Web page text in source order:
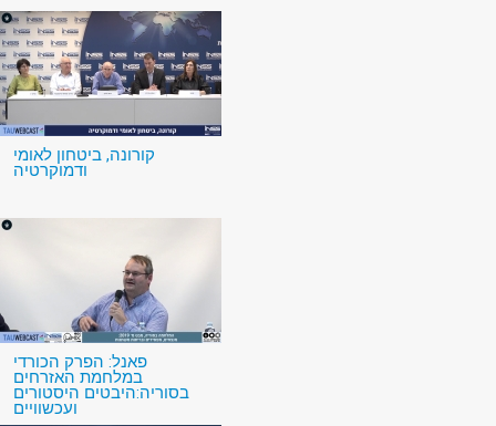
קורונה, ביטחון לאומי
ודמוקרטיה
פאנל: הפרק הכורדי
במלחמת האזרחים
בסוריה:היבטים היסטורים
ועכשוויים